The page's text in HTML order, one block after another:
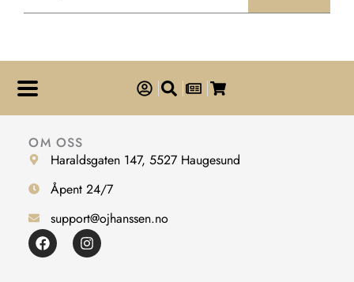
OM OSS
Haraldsgaten 147, 5527 Haugesund
Åpent 24/7
support@ojhanssen.no
F
a
c
I
n
s